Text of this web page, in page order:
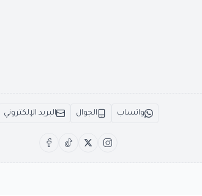
واتساب الجوال البريد الإلكتروني